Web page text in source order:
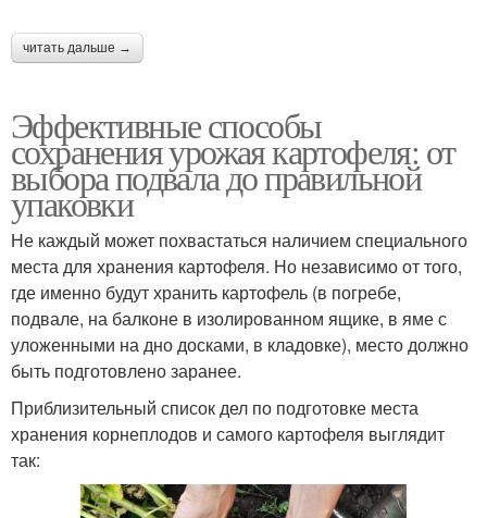
Фитоспорин для
Хранение на зимнем
балконе
Емкостя для хранения
Уборки для хранения Подготовка к хранению
Советы по хранению
Картофель для зимнего
хранения
читать дальше →
Эффективные способы
сохранения урожая картофеля: от
выбора подвала до правильной
упаковки
Не каждый может похвастаться наличием специального
места для хранения картофеля. Но независимо от того,
где именно будут хранить картофель (в погребе,
подвале, на балконе в изолированном ящике, в яме с
уложенными на дно досками, в кладовке), место должно
быть подготовлено заранее.
Приблизительный список дел по подготовке места
хранения корнеплодов и самого картофеля выглядит
так: